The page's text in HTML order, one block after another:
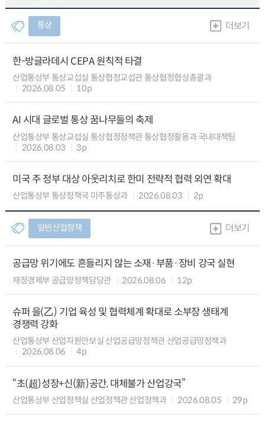
통상 더보기
한-방글라데시 CEPA 원칙적 타결
산업통상부 통상교섭실 통상협정교섭관 통상협정협상총괄과
2026.08.05
10p
AI 시대 글로벌 통상 꿈나무들의 축제
산업통상부 통상교섭실 통상협정정책관 통상협정활용과 국내대책팀
2026.08.03
3p
미국 주 정부 대상 아웃리치로 한미 전략적 협력 외연 확대
산업통상부 통상정책국 미주통상과 2026.08.03 2p
일반산업정책 더보기
공급망 위기에도 흔들리지 않는 소재·부품·장비 강국 실현
재정경제부 공급망정책담당관 2026.08.06 12p
슈퍼 을(乙) 기업 육성 및 협력체계 확대로 소부장 생태계
경쟁력 강화
산업통상부 산업자원안보실 산업공급망정책관 산업공급망정책과
2026.08.06
4p
“초(超)성장+신(新)공간, 대체불가 산업강국”
산업통상부 산업정책실 산업정책관 산업정책과 2026.08.05 29p